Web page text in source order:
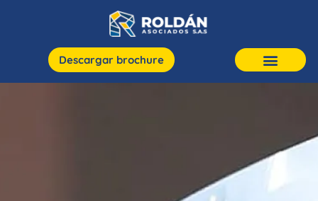
Descargar brochure